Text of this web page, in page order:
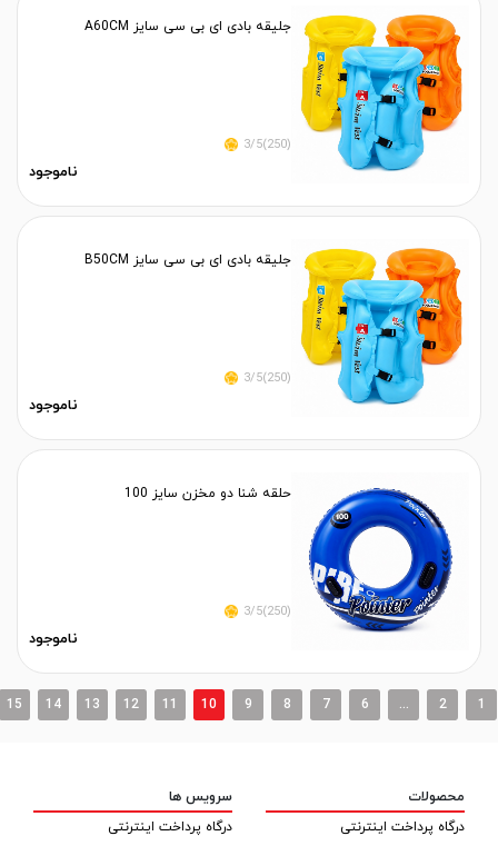
جلیقه بادی ای بی سی سایز A60CM
(250)3/5
ناموجود
جلیقه بادی ای بی سی سایز B50CM
(250)3/5
ناموجود
حلقه شنا دو مخزن سایز 100
(250)3/5
ناموجود
1
2
...
6
7
8
9
10
11
12
13
14
15
محصولات
درگاه پرداخت اینترنتی
سرویس ها
درگاه پرداخت اینترنتی